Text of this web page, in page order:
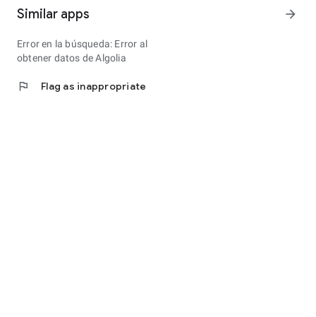
Similar apps arrow_forward
Error en la búsqueda: Error al
obtener datos de Algolia
flag Flag as inappropriate